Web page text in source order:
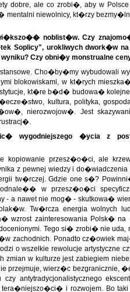
dobre, ale co zrobi�, aby w
mentalni niewolnicy, kt�rzy
noblist�w. Czy
Soplicy", urokliwych dwork�w
wyniku? Czy obni�y monstrualne
Cho�by�my wybudowali
blokowiskami, w kt�rych
kt�re b�d� budowa� kolejne
kultura, polityka,
nierozwojow�. Jest
wygodniejszego �ycia z
kopiowanie przesz�o�ci, ale
z pewnej wiedzy i do�wiadczenia
tw�rczej. Gdzie one s�?
odnale�� w przesz�o�ci
- a nawet nie mog� - skutkowa�
Tw�rcza energia wolnych
wzrost zainteresowania Polsk�
Tego si� zrobi� nie
zachodnich. Ponadto cz�owiek
o wszelkie rewolucje artystyczne
zmian w kulturze jest zabiegiem
przejmuje, wierz�c bezgranicznie,
antytradycjonalistycznego
i rozwojem. Bo taki